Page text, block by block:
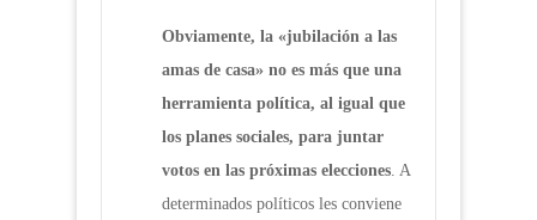
Obviamente, la «jubilación a las
amas de casa» no es más que una
herramienta política, al igual que
los planes sociales, para juntar
votos en las próximas elecciones. A
determinados políticos les conviene